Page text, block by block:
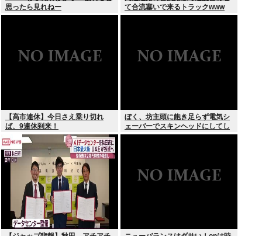
思ったら見れねー
て合流塞いで来るトラックwww
【高市連休】今日さえ乗り切れ
ば、9連休到来！
ぼく、坊主頭に飽き足らず電気シ
ェーバーでスキンヘッドにしてし
まう